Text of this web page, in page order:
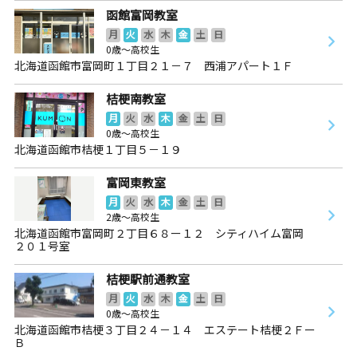
函館富岡教室
月 火 水 木 金 土
日
0歳～高校生
北海道函館市富岡町１丁目２１－７ 西浦アパート１Ｆ
桔梗南教室
月 火 水 木 金 土
日
0歳～高校生
北海道函館市桔梗１丁目５－１９
富岡東教室
月 火 水 木 金 土
日
2歳～高校生
北海道函館市富岡町２丁目６８ー１２ シティハイム富岡
２０１号室
桔梗駅前通教室
月 火 水 木 金 土
日
0歳～高校生
北海道函館市桔梗３丁目２４－１４ エステート桔梗２Ｆー
Ｂ